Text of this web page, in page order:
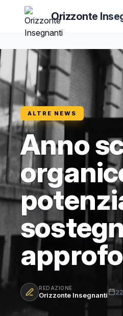
Orizzonte
ALTRE NEWS
Anno
REDAZIONE
Orizzonte Insegnanti